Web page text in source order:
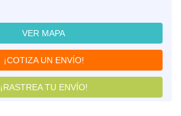
VER MAPA
¡COTIZA UN ENVÍO!
¡RASTREA TU ENVÍO!